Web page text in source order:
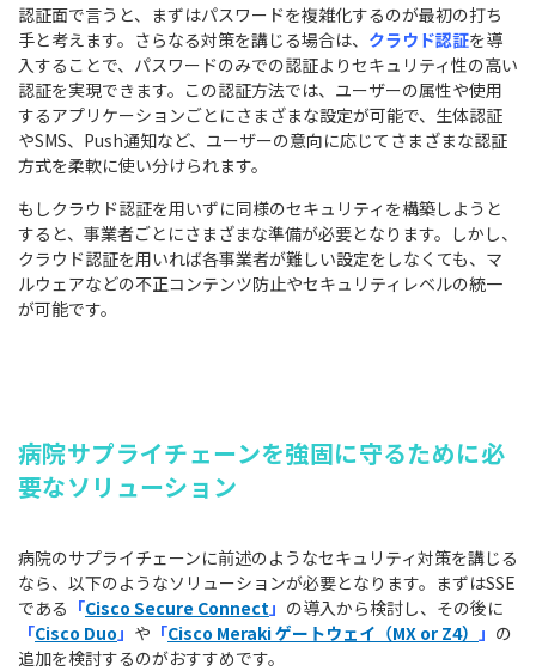
認証面で言うと、まずはパスワードを複雑化するのが最初の打ち
手と考えます。さらなる対策を講じる場合は、 クラウド認証を導
入することで、パスワードのみでの認証よりセキュリティ性の高い
認証を実現できます。この認証方法では、ユーザーの属性や使用
するアプリケーションごとにさまざまな設定が可能で、生体認証
やSMS、Push通知など、ユーザーの意向に応じてさまざまな認証
方式を柔軟に使い分けられます。
もしクラウド認証を用いずに同様のセキュリティを構築しようと
すると、事業者ごとにさまざまな準備が必要となります。しかし、
クラウド認証を用いれば各事業者が難しい設定をしなくても、マ
ルウェアなどの不正コンテンツ防止やセキュリティレベルの統一
が可能です。
病院サプライチェーンを強固に守るために必
要なソリューション
病院のサプライチェーンに前述のようなセキュリティ対策を講じる
なら、以下のようなソリューションが必要となります。まずはSSE
である 「Cisco Secure Connect 」 の導入から検討し、その後に
「Cisco Duo 」 や 「Cisco Meraki ゲートウェイ（MX or Z4） 」 の
追加を検討するのがおすすめです。